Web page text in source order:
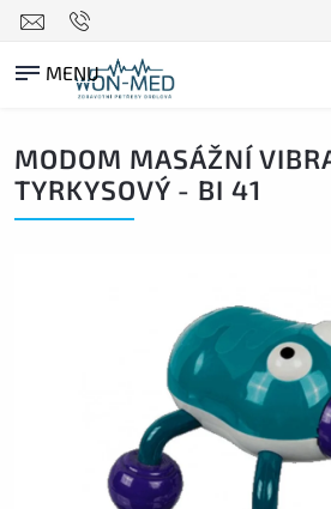
MODOM MASÁŽNÍ
TYRKYSOVÝ - BI 41